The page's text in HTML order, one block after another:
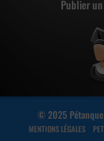
Publier
© 2025 Pétanque
MENTIONS LÉGALES